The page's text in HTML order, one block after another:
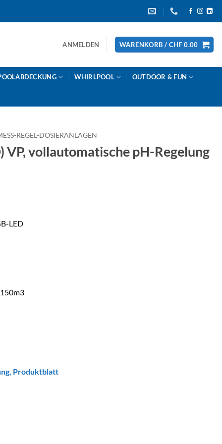
ANMELDEN WARENKORB / CHF 0.00
WHIRLPOOL OUTDOOR & FUN
REGEL-DOSIERANLAGEN
VP, vollautomatische pH-Regelung
LED
, Produktblatt